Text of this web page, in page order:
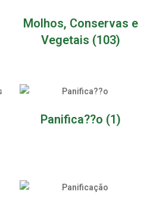
Molhos, Conservas e
Vegetais (103)
Panifica??o (1)